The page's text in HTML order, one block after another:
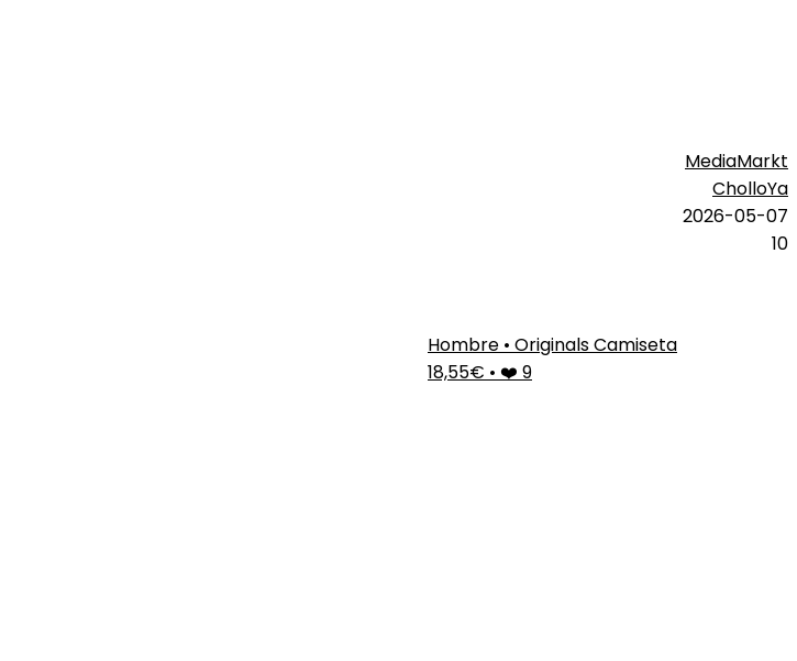
MediaMarkt
CholloYa
2026-05-07
10
Hombre • Originals Camiseta
18,55€ • ❤️ 9